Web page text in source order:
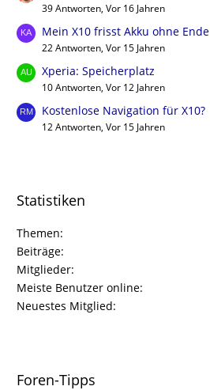
39 Antworten, Vor 16 Jahren
Mein X10 frisst Akku ohne Ende
22 Antworten, Vor 15 Jahren
Xperia: Speicherplatz
10 Antworten, Vor 12 Jahren
Kostenlose Navigation für X10?
12 Antworten, Vor 15 Jahren
Statistiken
Themen
Beiträge
Mitglieder
Meiste Benutzer online
Neuestes Mitglied
Foren-Tipps